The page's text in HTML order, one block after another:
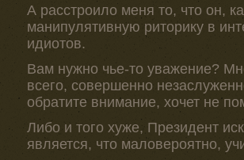
А расстроило меня то, что он,
манипулятивную риторику в
идиотов.
Вам нужно чье-то уважение?
всего, совершенно
обратите внимание, хочет не
Либо и того хуже, Президент
является, что маловероятно,